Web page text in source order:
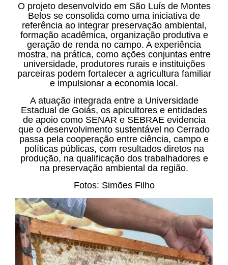
O projeto desenvolvido em São Luís de Montes
Belos se consolida como uma iniciativa de
referência ao integrar preservação ambiental,
formação acadêmica, organização produtiva e
geração de renda no campo. A experiência
mostra, na prática, como ações conjuntas entre
universidade, produtores rurais e instituições
parceiras podem fortalecer a agricultura familiar
e impulsionar a economia local.
A atuação integrada entre a Universidade
Estadual de Goiás, os apicultores e entidades
de apoio como SENAR e SEBRAE evidencia
que o desenvolvimento sustentável no Cerrado
passa pela cooperação entre ciência, campo e
políticas públicas, com resultados diretos na
produção, na qualificação dos trabalhadores e
na preservação ambiental da região.
Fotos: Simões Filho